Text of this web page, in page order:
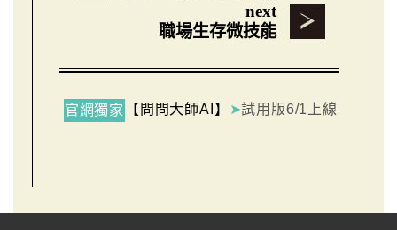
next
職場生存微技能
官網獨家 【問問大師AI】 ➤試用版6/1上線